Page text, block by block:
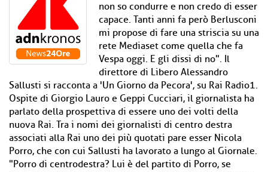
non so condurre e non credo di esser
capace. Tanti anni fa però Berlusconi
mi propose di fare una striscia su una
rete Mediaset come quella che fa
Vespa oggi. E gli dissi di no". Il
direttore di Libero Alessandro
Sallusti si racconta a 'Un Giorno da Pecora', su Rai Radio1.
Ospite di Giorgio Lauro e Geppi Cucciari, il giornalista ha
parlato della prospettiva di essere uno dei volti della
nuova Rai. Tra i nomi dei giornalisti di centro destra
associati alla Rai uno dei più quotati pare esser Nicola
Porro, che con cui Sallusti ha lavorato a lungo al Giornale.
"Porro di centrodestra? Lui è del partito di Porro, se